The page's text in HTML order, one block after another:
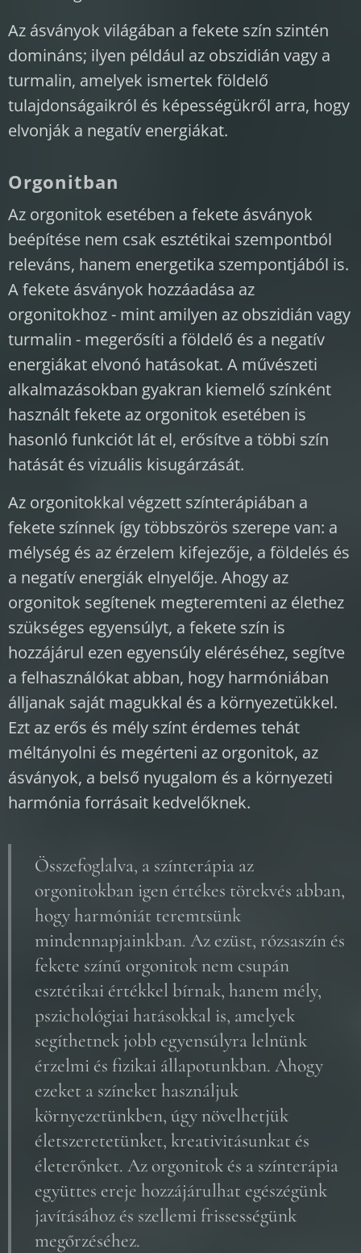
Az ásványok világában a fekete szín szintén
domináns; ilyen például az obszidián vagy a
turmalin, amelyek ismertek földelő
tulajdonságaikról és képességükről arra, hogy
elvonják a negatív energiákat.
Orgonitban
Az orgonitok esetében a fekete ásványok
beépítése nem csak esztétikai szempontból
releváns, hanem energetika szempontjából is.
A fekete ásványok hozzáadása az
orgonitokhoz - mint amilyen az obszidián vagy
turmalin - megerősíti a földelő és a negatív
energiákat elvonó hatásokat. A művészeti
alkalmazásokban gyakran kiemelő színként
használt fekete az orgonitok esetében is
hasonló funkciót lát el, erősítve a többi szín
hatását és vizuális kisugárzását.
Az orgonitokkal végzett színterápiában a
fekete színnek így többszörös szerepe van: a
mélység és az érzelem kifejezője, a földelés és
a negatív energiák elnyelője. Ahogy az
orgonitok segítenek megteremteni az élethez
szükséges egyensúlyt, a fekete szín is
hozzájárul ezen egyensúly eléréséhez, segítve
a felhasználókat abban, hogy harmóniában
álljanak saját magukkal és a környezetükkel.
Ezt az erős és mély színt érdemes tehát
méltányolni és megérteni az orgonitok, az
ásványok, a belső nyugalom és a környezeti
harmónia forrásait kedvelőknek.
Összefoglalva, a színterápia az
orgonitokban igen értékes törekvés abban,
hogy harmóniát teremtsünk
mindennapjainkban. Az ezüst, rózsaszín és
fekete színű orgonitok nem csupán
esztétikai értékkel bírnak, hanem mély,
pszichológiai hatásokkal is, amelyek
segíthetnek jobb egyensúlyra lelnünk
érzelmi és fizikai állapotunkban. Ahogy
ezeket a színeket használjuk
környezetünkben, úgy növelhetjük
életszeretetünket, kreativitásunkat és
életerőnket. Az orgonitok és a színterápia
együttes ereje hozzájárulhat egészégünk
javításához és szellemi frissességünk
megőrzéséhez.